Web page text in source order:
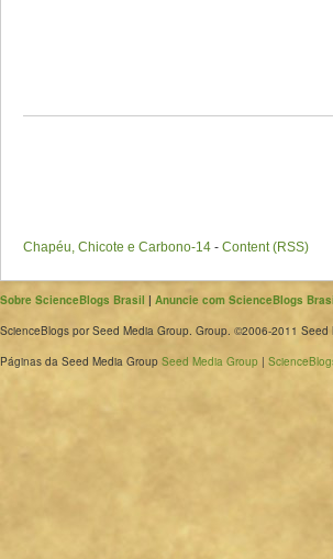
Chapéu, Chicote e Carbono-14 - Content (RSS)
Sobre ScienceBlogs Brasil | Anuncie com ScienceBlogs
ScienceBlogs por Seed Media Group. Group. ©2006-2011
Páginas da Seed Media Group Seed Media Group |